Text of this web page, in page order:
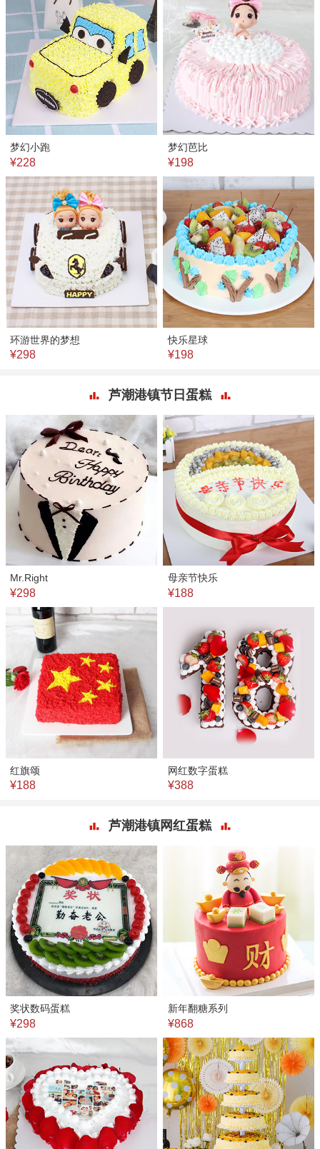
梦幻小跑
¥228
梦幻芭比
¥198
环游世界的梦想
¥298
快乐星球
¥198
芦潮港镇节日蛋糕
Mr.Right
¥298
母亲节快乐
¥188
红旗颂
¥188
网红数字蛋糕
¥388
芦潮港镇网红蛋糕
奖状数码蛋糕
¥298
新年翻糖系列
¥868